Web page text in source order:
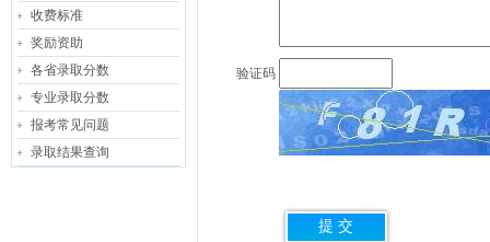
收费标准
奖励资助
各省录取分数
专业录取分数
报考常见问题
录取结果查询
验证码